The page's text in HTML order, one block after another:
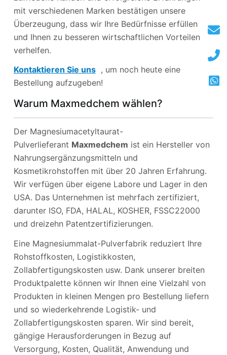
mit verschiedenen Marken bestätigen unsere
Überzeugung, dass wir Ihre Bedürfnisse erfüllen
und Ihnen zu besseren wirtschaftlichen Vorteilen
verhelfen.
Kontaktieren Sie uns, um noch heute eine
Bestellung aufzugeben!
Warum Maxmedchem wählen?
Der Magnesiumacetyltaurat-
Pulverlieferant Maxmedchem ist ein Hersteller von
Nahrungsergänzungsmitteln und
Kosmetikrohstoffen mit über 20 Jahren Erfahrung.
Wir verfügen über eigene Labore und Lager in den
USA. Das Unternehmen ist mehrfach zertifiziert,
darunter ISO, FDA, HALAL, KOSHER, FSSC22000
und dreizehn Patentzertifizierungen.
Eine Magnesiummalat-Pulverfabrik reduziert Ihre
Rohstoffkosten, Logistikkosten,
Zollabfertigungskosten usw. Dank unserer breiten
Produktpalette können wir Ihnen eine Vielzahl von
Produkten in kleinen Mengen pro Bestellung liefern
und so wiederkehrende Logistik- und
Zollabfertigungskosten sparen. Wir sind bereit,
gängige Herausforderungen in Bezug auf
Versorgung, Kosten, Qualität, Anwendung und